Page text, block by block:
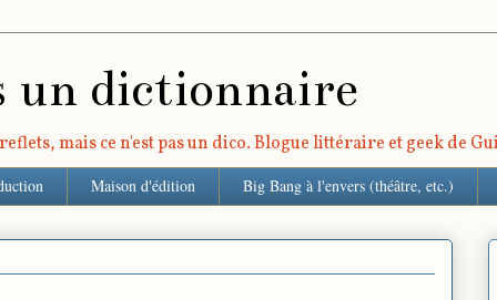
un dictionnaire
mais ce n'est pas un dico. Blogue littéraire et geek de
Maison d'édition Big Bang à l'envers (théâtre, etc.)